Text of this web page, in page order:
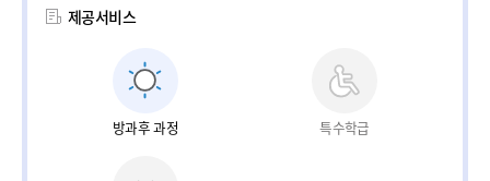
제공서비스
방과후 과정 특수학급